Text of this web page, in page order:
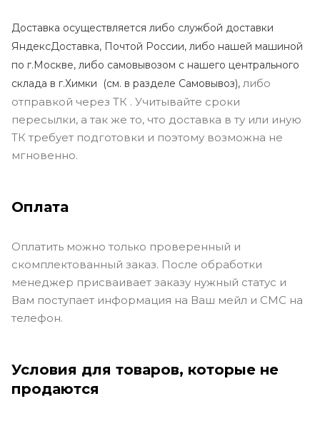
Доставка осуществляется либо службой доставки
ЯндексДоставка, Почтой России, либо нашей машиной
по г.Москве, либо самовывозом с нашего центрального
склада в г.Химки (см. в разделе Самовывоз), либо
отправкой через ТК . Учитывайте сроки
пересылки, а так же то, что доставка в ту или иную
ТК требует подготовки и поэтому возможна не
мгновенно.
Оплата
Оплатить можно только проверенный и
скомплектованный заказ. После обработки
менеджер присваивает заказу нужный статус и
Вам поступает информация на Ваш мейл и СМС на
телефон.
Условия для товаров, которые не
продаются